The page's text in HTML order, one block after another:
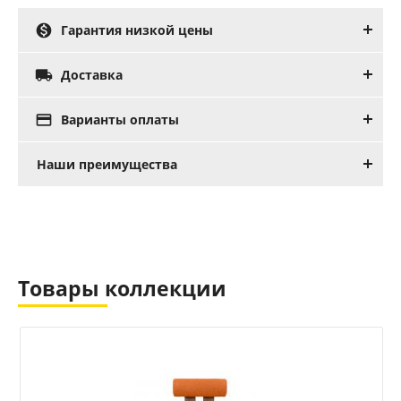
 Гарантия низкой цены
 Доставка
 Варианты оплаты
Наши преимущества
Товары коллекции